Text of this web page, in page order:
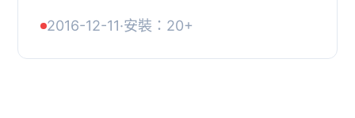
製作而成，大多數頻繁使用 WordPress
的用戶都...
2016-12-11·安裝：20+